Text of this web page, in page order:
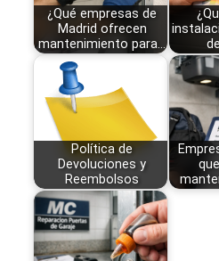
¿Qué empresas de
Madrid ofrecen
mantenimiento para…
Política de
Devoluciones y
Reembolsos